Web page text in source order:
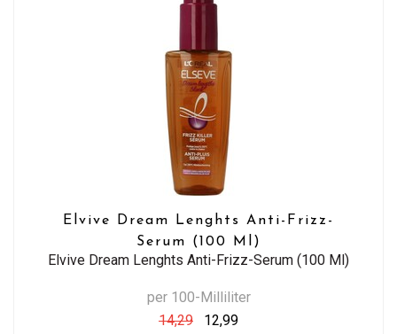
Elvive Dream Lenghts Anti-Frizz-
Serum (100 Ml)
Elvive Dream Lenghts Anti-Frizz-Serum (100 Ml)
per 100-Milliliter
14,29
12,99